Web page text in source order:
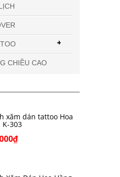
+
CHIỀU CAO
xăm dán tattoo Hoa
K-303